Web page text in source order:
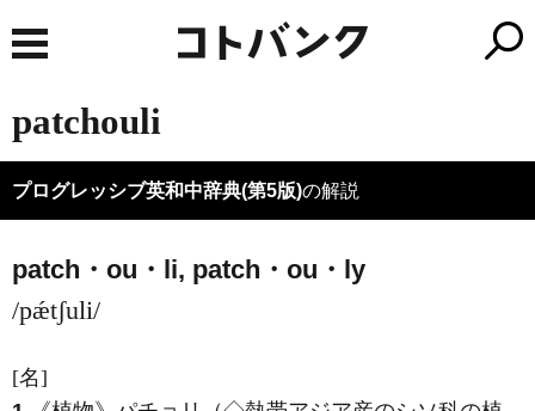
patchouli
プログレッシブ英和中辞典(第5版)の解説
patch・ou・li, patch・ou・ ly
/pǽtʃuli/
[名]